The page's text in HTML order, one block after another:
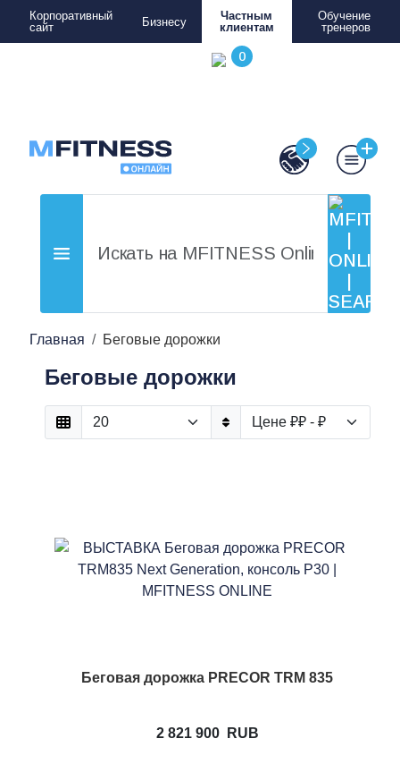
Корпоративный
сайт
Бизнесу
Частным
клиентам
Обучение
тренеров
Главная Беговые дорожки
Беговые дорожки
Беговая дорожка PRECOR TRM 835
2 821 900 RUB